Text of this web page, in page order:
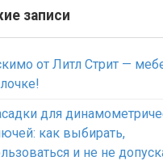
записи
от Литл Стрит —
для
как выбирать,
и не не